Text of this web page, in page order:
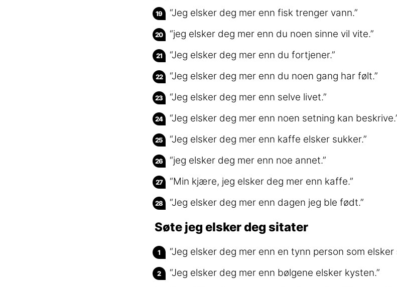
“Jeg elsker deg mer enn fisk trenger vann.”
“jeg elsker deg mer enn du noen sinne vil vite.”
“Jeg elsker deg mer enn du fortjener.”
“Jeg elsker deg mer enn du noen gang har følt.”
“Jeg elsker deg mer enn selve livet.”
“Jeg elsker deg mer enn noen setning kan
“Jeg elsker deg mer enn kaffe elsker sukker.”
“jeg elsker deg mer enn noe annet.”
“Min kjære, jeg elsker deg mer enn kaffe.”
“Jeg elsker deg mer enn dagen jeg ble født.”
Søte jeg elsker deg sitater
“Jeg elsker deg mer enn en tynn person som elsker
“Jeg elsker deg mer enn bølgene elsker kysten.”